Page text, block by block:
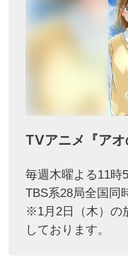
TVアニメ『ア
毎週木曜よる11時
TBS系28局全国同
※1月2日（木）の
しております。